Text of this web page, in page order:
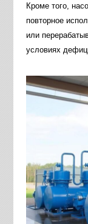
Кроме того,
повторное
или
условиях